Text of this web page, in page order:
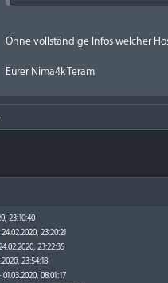
Ohne vollständige Infos welcher
Eurer Nima4k Teram
23:10:40
23:20:21
23:22:35
23:54:18
08:01:17